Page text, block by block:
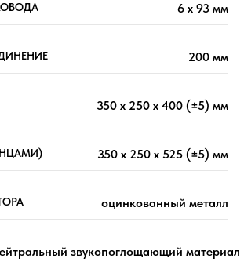
6 х 93 мм
200 мм
350 х 250 х 400 (±5) мм
350 х 250 х 525 (±5) мм
оцинкованный металл
звукопоглощающий материал